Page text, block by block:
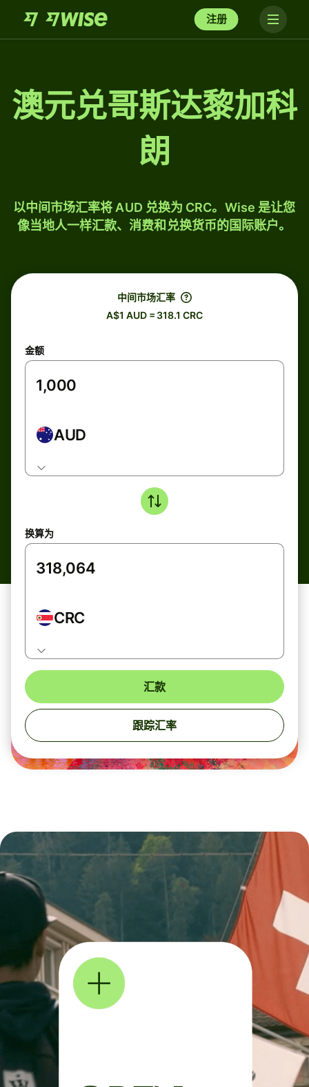
注册
澳元兑哥斯达黎加科
朗
以中间市场汇率将 AUD 兑换为 CRC。Wise 是让您
像当地人一样汇款、消费和兑换货币的国际账户。
中间市场汇率
A$1 AUD = 318.1 CRC
金额
AUD
换算为
CRC
汇款
跟踪汇率